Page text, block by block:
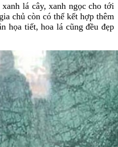
lá cây, xanh ngọc cho tới
chủ còn có thể kết hợp thêm
họa tiết, hoa lá cũng đều đẹp